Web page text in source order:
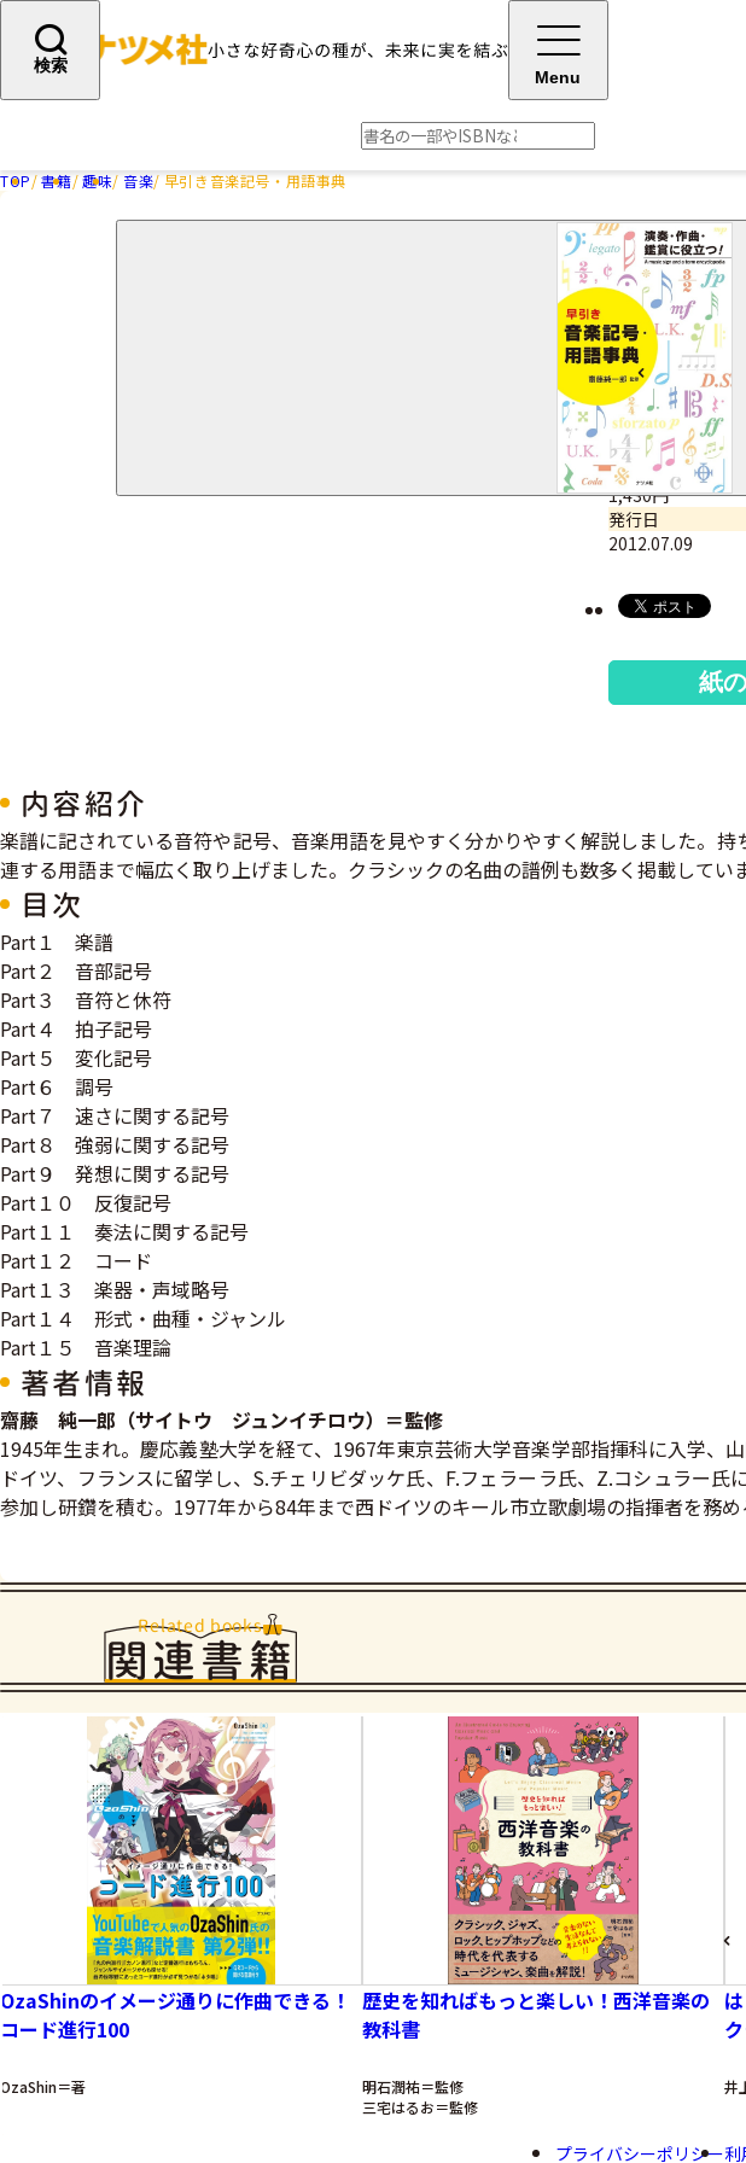
検索
Menu
TOP 書籍 趣味 音楽 早引き音楽記号・用語事典
早引き
齋藤 純一郎＝
サイズ・ページ数
B6変型判・256ペ
ISBNコード
9784816352683
価格（税込）
1,430円
発行日
2012.07.09
紙
内容紹介
楽譜に記されている音符や記号、音楽用語を見やすく分かりやすく解説しました。
連する用語まで幅広く取り上げました。クラシックの名曲の譜例も数多く掲載してい
目次
Part１ 楽譜
Part２ 音部記号
Part３ 音符と休符
Part４ 拍子記号
Part５ 変化記号
Part６ 調号
Part７ 速さに関する記号
Part８ 強弱に関する記号
Part９ 発想に関する記号
Part１０ 反復記号
Part１１ 奏法に関する記号
Part１２ コード
Part１３ 楽器・声域略号
Part１４ 形式・曲種・ジャンル
Part１５ 音楽理論
著者情報
齋藤 純一郎（サイトウ ジュンイチロウ）＝監修
1945年生まれ。慶応義塾大学を経て、1967年東京芸術大学音楽学部指揮科に入学、
ドイツ、フランスに留学し、S.チェリビダッケ氏、F.フェラーラ氏、Z.コシュラー
参加し研鑽を積む。1977年から84年まで西ドイツのキール市立歌劇場の指揮者を務め
Related books
関連書籍
OzaShinのイメージ通りに作曲できる！
コード進行100
OzaShin＝著
歴史を知ればもっと楽しい！西洋音楽の
教科書
明石潤祐＝監修
三宅はるお＝監修
井
プライバシーポリシー利